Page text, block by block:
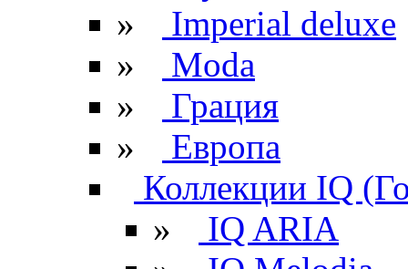
»
Imperial deluxe
»
Moda
»
Грация
»
Европа
Коллекции IQ
»
IQ ARIA